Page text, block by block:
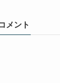
メント